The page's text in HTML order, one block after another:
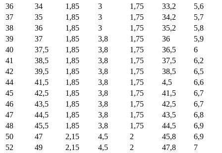
36
34 1,85 3 1,75 33,2
5,6
37
35 1,85 3 1,75 34,2
5,7
38
36 1,85 3 1,75 35,2
5,8
39
37 1,85 3,8 1,75 36
5,9
40
37,5 1,85 3,8 1,75 36,5
6
41
38,5 1,85 3,8 1,75 37,5
6,2
42
39,5 1,85 3,8 1,75 38,5
6,5
44
41,5 1,85 3,8 1,75 4,5
6,6
45
42,5 1,85 3,8 1,75 41,5
6,7
46
43,5 1,85 3,8 1,75 42,5
6,7
47
44,5 1,85 3,8 1,75 43,5
6,8
48
45,5 1,85 3,8 1,75 44,5
6,9
50
47 2,15 4,5 2 45,8
6,9
52
49 2,15 4,5 2 47,8
7